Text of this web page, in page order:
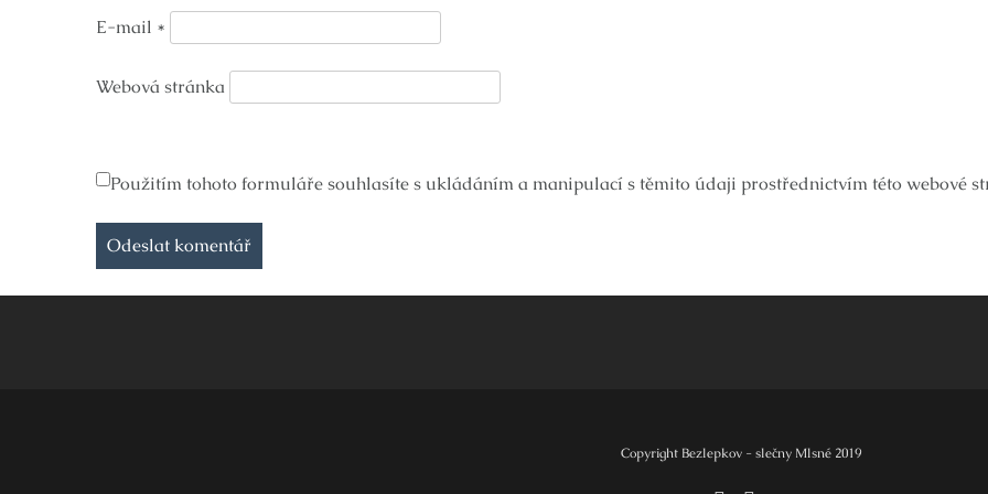
E-mail *
Webová stránka
Použitím tohoto formuláře souhlasíte s ukládáním a manipulací s těmito údaji prostřednictvím této webové
Copyright Bezlepkov - slečny Mlsné 2019